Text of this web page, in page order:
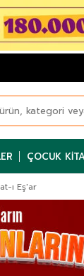
ÇOCUK
ı Eş'ar